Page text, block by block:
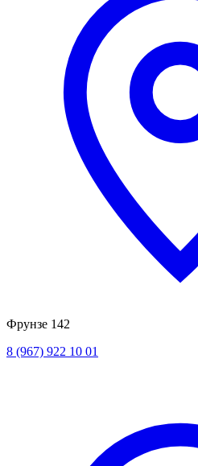
Фрунзе 142
8 (967) 922 10 01